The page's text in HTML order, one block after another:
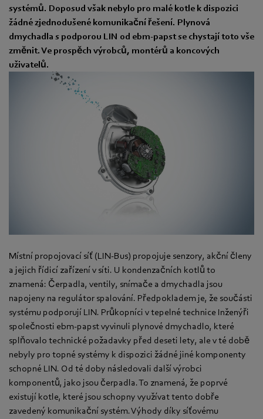
systémů. Doposud však nebylo pro malé kotle k dispozici
žádné zjednodušené komunikační řešení. Plynová
dmychadla s podporou LIN od ebm-papst se chystají toto vše
změnit. Ve prospěch výrobců, montérů a koncových
uživatelů.
Místní propojovací síť (LIN-Bus) propojuje senzory, akční členy
a jejich řídicí zařízení v síti. U kondenzačních kotlů to
znamená: Čerpadla, ventily, snímače a dmychadla jsou
napojeny na regulátor spalování. Předpokladem je, že součásti
systému podporují LIN. Průkopníci v tepelné technice Inženýři
společnosti ebm-papst vyvinuli plynové dmychadlo, které
splňovalo technické požadavky před deseti lety, ale v té době
nebyly pro topné systémy k dispozici žádné jiné komponenty
schopné LIN. Od té doby následovali další výrobci
komponentů, jako jsou čerpadla. To znamená, že poprvé
existují kotle, které jsou schopny využívat tento dobře
zavedený komunikační systém. Výhody díky síťovému